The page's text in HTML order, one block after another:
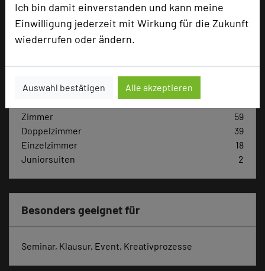
Ich bin damit einverstanden und kann meine
Einwilligung jederzeit mit Wirkung für die Zukunft
wiederrufen oder ändern.
Auswahl bestätigen Alle akzeptieren
Max. Tagungskapazität (Personen)
U-Form
60
Parlamentarisch
Tagungsräume
7
Ausstellungsfläche
Zimmer
59
Doppelzimmer
39
Einzelzimmer
18
Juniorsuiten
2
Besonders geeignet für
Seminar, Klausur, Event, Kreativprozesse